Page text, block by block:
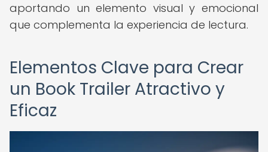
aportando un elemento visual y emocional
que complementa la experiencia de lectura.
Elementos Clave para Crear
un Book Trailer Atractivo y
Eficaz